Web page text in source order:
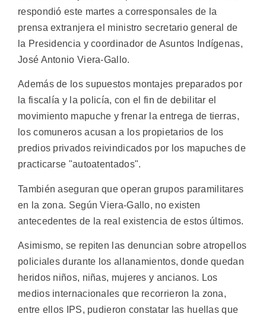
respondió este martes a corresponsales de la
prensa extranjera el ministro secretario general de
la Presidencia y coordinador de Asuntos Indígenas,
José Antonio Viera-Gallo.
Además de los supuestos montajes preparados por
la fiscalía y la policía, con el fin de debilitar el
movimiento mapuche y frenar la entrega de tierras,
los comuneros acusan a los propietarios de los
predios privados reivindicados por los mapuches de
practicarse "autoatentados".
También aseguran que operan grupos paramilitares
en la zona. Según Viera-Gallo, no existen
antecedentes de la real existencia de estos últimos.
Asimismo, se repiten las denuncian sobre atropellos
policiales durante los allanamientos, donde quedan
heridos niños, niñas, mujeres y ancianos. Los
medios internacionales que recorrieron la zona,
entre ellos IPS, pudieron constatar las huellas que